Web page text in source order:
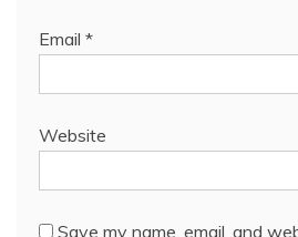
Email *
Website
Save my name, email, and